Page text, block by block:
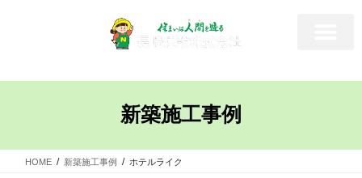
新築施工事例
HOME 新築施工事例 ホテルライク